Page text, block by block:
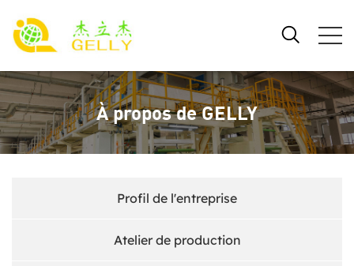
À propos de GELLY
Profil de l'entreprise
Atelier de production